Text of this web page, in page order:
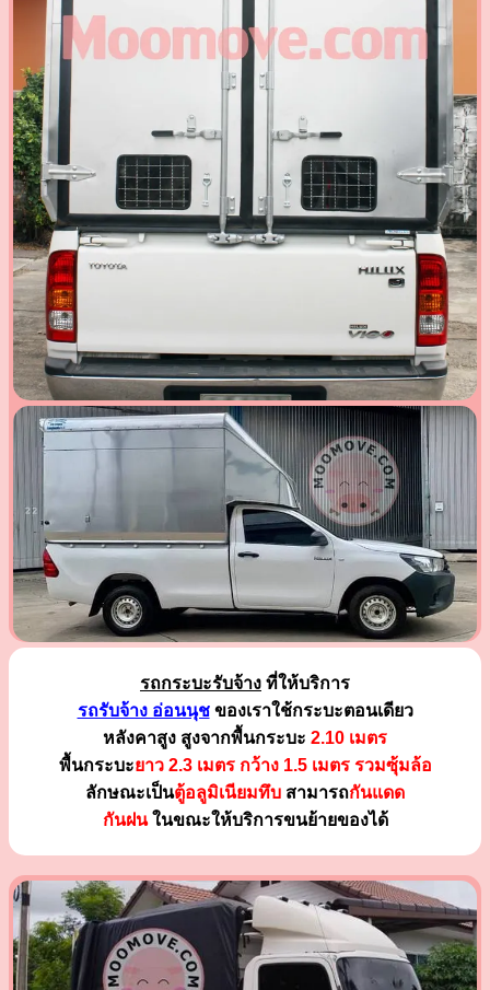
รถกระบะรับจ้าง ที่ให้บริการ
รถรับจ้าง อ่อนนุชของเราใช้กระบะตอนเดียว
หลังคาสูง สูงจากพื้นกระบะ 2.10 เมตร
พื้นกระบะยาว 2.3 เมตร กว้าง 1.5 เมตร รวมซุ้มล้อ
ลักษณะเป็นตู้อลูมิเนียมทึบ สามารถกันแดด
กันฝนในขณะให้บริการขนย้ายของได้